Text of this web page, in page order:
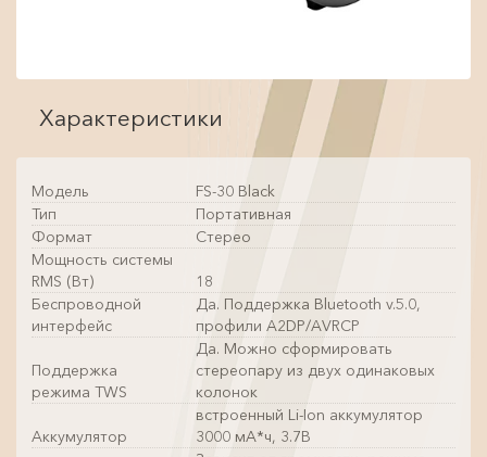
Характеристики
Модель
FS-30 Black
Тип
Портативная
Формат
Стерео
Мощность системы
RMS (Вт)
18
Беспроводной
интерфейс
Да. Поддержка Bluetooth v.5.0,
профили A2DP/AVRCP
Поддержка
режима TWS
Да. Можно сформировать
стереопару из двух одинаковых
колонок
Аккумулятор
встроенный Li-Ion аккумулятор
3000 мА*ч, 3.7В